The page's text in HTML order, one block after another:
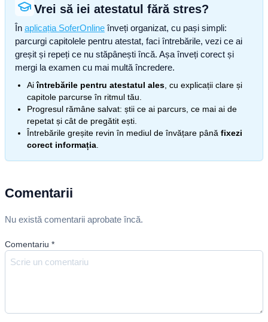
Vrei să iei atestatul fără stres?
În aplicația SoferOnline înveți organizat, cu pași simpli:
parcurgi capitolele pentru atestat, faci întrebările, vezi ce ai
greșit și repeți ce nu stăpânești încă. Așa înveți corect și
mergi la examen cu mai multă încredere.
Aiîntrebările pentru atestatul ales , cu explicații clare și
capitole parcurse în ritmul tău.
Progresul rămâne salvat: știi ce ai parcurs, ce mai ai de
repetat și cât de pregătit ești.
Întrebările greșite revin în mediul de învățare până fixezi
corect informația
Comentarii
Nu există comentarii aprobate încă.
Comentariu *